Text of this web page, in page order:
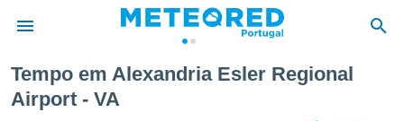
Tempo em Alexandria Esler Regional
Airport - VA